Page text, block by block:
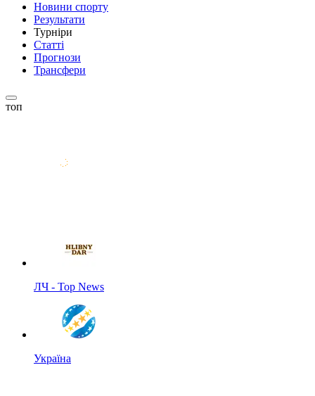
Новини спорту
Результати
Турніри
Статті
Прогнози
Трансфери
топ
ЛЧ - Top News
Україна